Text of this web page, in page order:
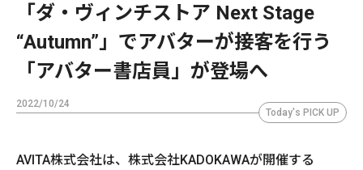
「ダ・ヴィンチストア Next Stage
“Autumn”」でアバターが接客を行う
「アバター書店員」が登場へ
2022/10/24
Today's PICK UP
AVITA株式会社は、株式会社KADOKAWAが開催する